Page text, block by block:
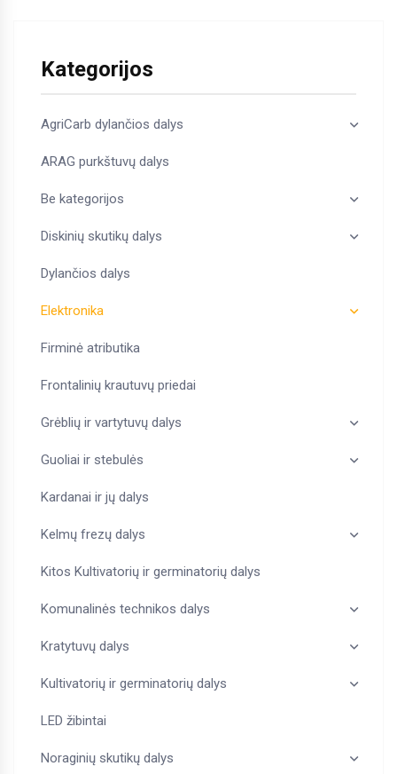
Kategorijos
AgriCarb dylančios dalys
ARAG purkštuvų dalys
Be kategorijos
Diskinių skutikų dalys
Dylančios dalys
Elektronika
Firminė atributika
Frontalinių krautuvų priedai
Grėblių ir vartytuvų dalys
Guoliai ir stebulės
Kardanai ir jų dalys
Kelmų frezų dalys
Kitos Kultivatorių ir germinatorių dalys
Komunalinės technikos dalys
Kratytuvų dalys
Kultivatorių ir germinatorių dalys
LED žibintai
Noraginių skutikų dalys